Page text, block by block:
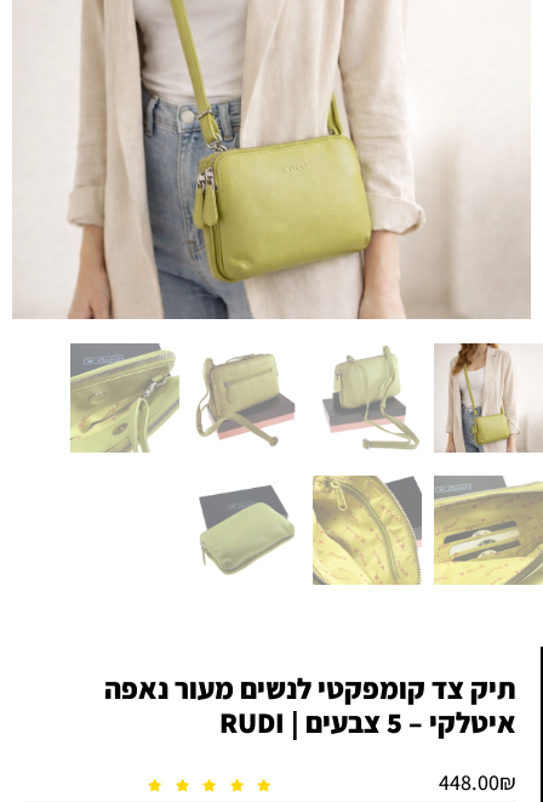
תיק צד קומפקטי לנשים מעור נאפה
איטלקי – 5 צבעים | RUDI
448.00₪